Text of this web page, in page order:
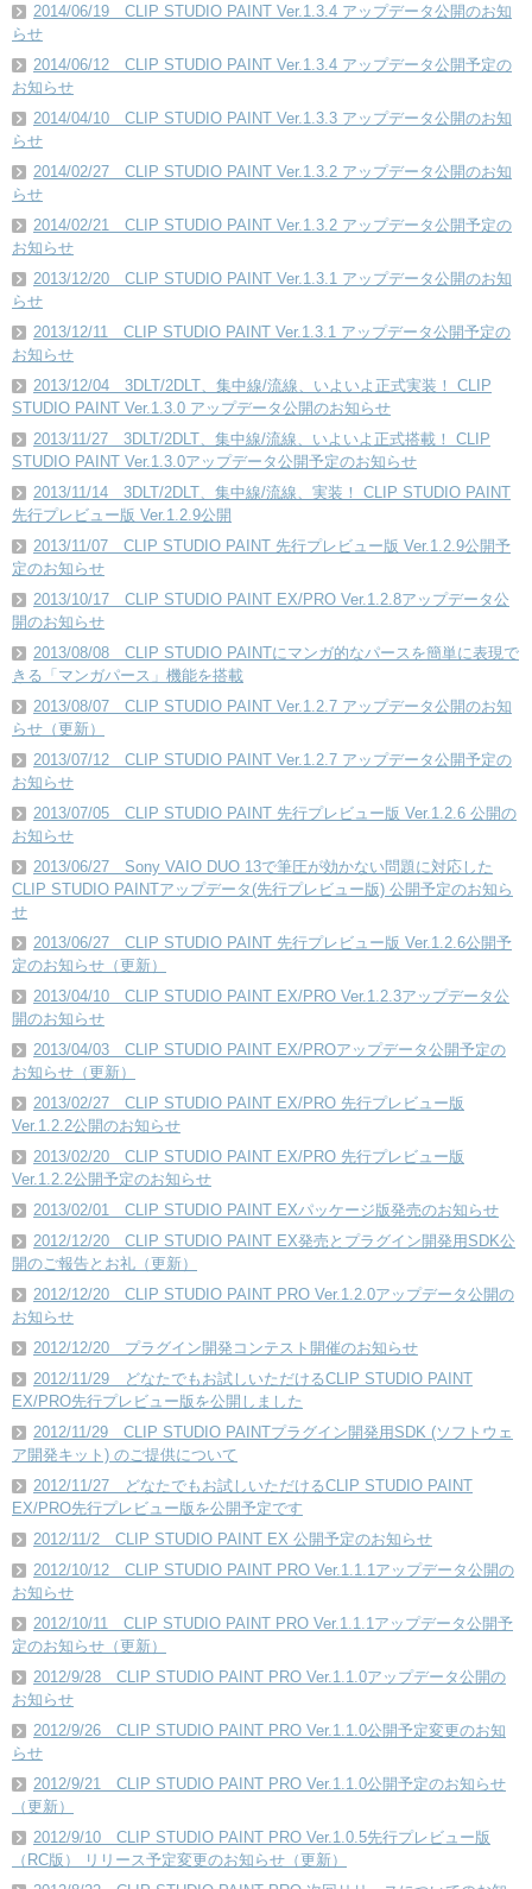
2014/06/19 CLIP STUDIO PAINT Ver.1.3.4 アップデータ公開のお知
らせ
2014/06/12 CLIP STUDIO PAINT Ver.1.3.4 アップデータ公開予定の
お知らせ
2014/04/10 CLIP STUDIO PAINT Ver.1.3.3 アップデータ公開のお知
らせ
2014/02/27 CLIP STUDIO PAINT Ver.1.3.2 アップデータ公開のお知
らせ
2014/02/21 CLIP STUDIO PAINT Ver.1.3.2 アップデータ公開予定の
お知らせ
2013/12/20 CLIP STUDIO PAINT Ver.1.3.1 アップデータ公開のお知
らせ
2013/12/11 CLIP STUDIO PAINT Ver.1.3.1 アップデータ公開予定の
お知らせ
2013/12/04 3DLT/2DLT、集中線/流線、いよいよ正式実装！ CLIP
STUDIO PAINT Ver.1.3.0 アップデータ公開のお知らせ
2013/11/27 3DLT/2DLT、集中線/流線、いよいよ正式搭載！ CLIP
STUDIO PAINT Ver.1.3.0アップデータ公開予定のお知らせ
2013/11/14 3DLT/2DLT、集中線/流線、実装！ CLIP STUDIO PAINT
先行プレビュー版 Ver.1.2.9公開
2013/11/07 CLIP STUDIO PAINT 先行プレビュー版 Ver.1.2.9公開予
定のお知らせ
2013/10/17 CLIP STUDIO PAINT EX/PRO Ver.1.2.8アップデータ公
開のお知らせ
2013/08/08 CLIP STUDIO PAINTにマンガ的なパースを簡単に表現で
きる「マンガパース」機能を搭載
2013/08/07 CLIP STUDIO PAINT Ver.1.2.7 アップデータ公開のお知
らせ（更新）
2013/07/12 CLIP STUDIO PAINT Ver.1.2.7 アップデータ公開予定の
お知らせ
2013/07/05 CLIP STUDIO PAINT 先行プレビュー版 Ver.1.2.6 公開の
お知らせ
2013/06/27 Sony VAIO DUO 13で筆圧が効かない問題に対応した
CLIP STUDIO PAINTアップデータ(先行プレビュー版) 公開予定のお知ら
せ
2013/06/27 CLIP STUDIO PAINT 先行プレビュー版 Ver.1.2.6公開予
定のお知らせ（更新）
2013/04/10 CLIP STUDIO PAINT EX/PRO Ver.1.2.3アップデータ公
開のお知らせ
2013/04/03 CLIP STUDIO PAINT EX/PROアップデータ公開予定の
お知らせ（更新）
2013/02/27 CLIP STUDIO PAINT EX/PRO 先行プレビュー版
Ver.1.2.2公開のお知らせ
2013/02/20 CLIP STUDIO PAINT EX/PRO 先行プレビュー版
Ver.1.2.2公開予定のお知らせ
2013/02/01 CLIP STUDIO PAINT EXパッケージ版発売のお知らせ
2012/12/20 CLIP STUDIO PAINT EX発売とプラグイン開発用SDK公
開のご報告とお礼（更新）
2012/12/20 CLIP STUDIO PAINT PRO Ver.1.2.0アップデータ公開の
お知らせ
2012/12/20 プラグイン開発コンテスト開催のお知らせ
2012/11/29 どなたでもお試しいただけるCLIP STUDIO PAINT
EX/PRO先行プレビュー版を公開しました
2012/11/29 CLIP STUDIO PAINTプラグイン開発用SDK (ソフトウェ
ア開発キット) のご提供について
2012/11/27 どなたでもお試しいただけるCLIP STUDIO PAINT
EX/PRO先行プレビュー版を公開予定です
2012/11/2 CLIP STUDIO PAINT EX 公開予定のお知らせ
2012/10/12 CLIP STUDIO PAINT PRO Ver.1.1.1アップデータ公開の
お知らせ
2012/10/11 CLIP STUDIO PAINT PRO Ver.1.1.1アップデータ公開予
定のお知らせ（更新）
2012/9/28 CLIP STUDIO PAINT PRO Ver.1.1.0アップデータ公開の
お知らせ
2012/9/26 CLIP STUDIO PAINT PRO Ver.1.1.0公開予定変更のお知
らせ
2012/9/21 CLIP STUDIO PAINT PRO Ver.1.1.0公開予定のお知らせ
（更新）
2012/9/10 CLIP STUDIO PAINT PRO Ver.1.0.5先行プレビュー版
（RC版） リリース予定変更のお知らせ（更新）